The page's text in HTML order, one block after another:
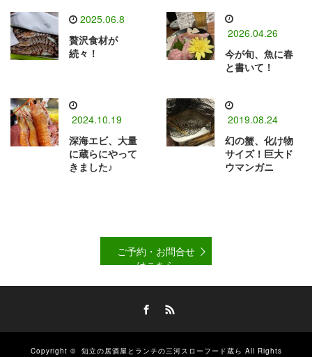
2025.06.8
贅沢食材が
続々！
2026.04.26
今が旬、魚に春
と書いて！
2024.10.19
深海エビ、大量
に蔵らにやって
きました♪
2019.08.24
幻の蟹、化け物
サイズ！巨大ド
ウマンガニ
ご予約・お問合せ
はこちら
Copyright © 知立の居酒屋とランチの三河スローフード蔵ら All Rights